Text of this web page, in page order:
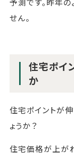
せん。
住宅ポイ
か
住宅ポイントが
ょうか？
住宅価格が上が